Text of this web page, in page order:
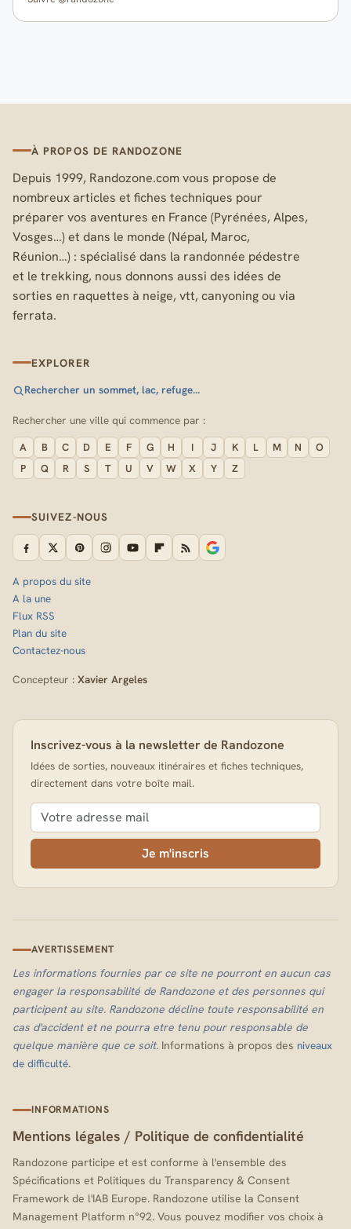
À PROPOS DE RANDOZONE
Depuis 1999, Randozone.com vous propose de
nombreux articles et fiches techniques pour
préparer vos aventures en France (Pyrénées, Alpes,
Vosges…) et dans le monde (Népal, Maroc,
Réunion…) : spécialisé dans la randonnée pédestre
et le trekking, nous donnons aussi des idées de
sorties en raquettes à neige, vtt, canyoning ou via
ferrata.
EXPLORER
Rechercher un sommet, lac, refuge…
Rechercher une ville qui commence par :
A B C D E F G H I J K L M N
O
P
Q R S T U V W X Y Z
SUIVEZ-NOUS
A propos du site
A la une
Flux RSS
Plan du site
Contactez-nous
Concepteur : Xavier Argeles
Inscrivez-vous à la newsletter de Randozone
Idées de sorties, nouveaux itinéraires et fiches techniques,
directement dans votre boîte mail.
Je m'inscris
AVERTISSEMENT
Les informations fournies par ce site ne pourront en aucun cas
engager la responsabilité de Randozone et des personnes qui
participent au site. Randozone décline toute responsabilité en
cas d'accident et ne pourra etre tenu pour responsable de
quelque manière que ce soit. Informations à propos des niveaux
de difficulté.
INFORMATIONS
Mentions légales / Politique de confidentialité
Randozone participe et est conforme à l'ensemble des
Spécifications et Politiques du Transparency & Consent
Framework de l'IAB Europe. Randozone utilise la Consent
Management Platform n°92. Vous pouvez modifier vos choix à